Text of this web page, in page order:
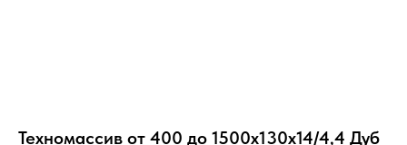
Техномассив от 400 до 1500х130х14/4,4 Дуб